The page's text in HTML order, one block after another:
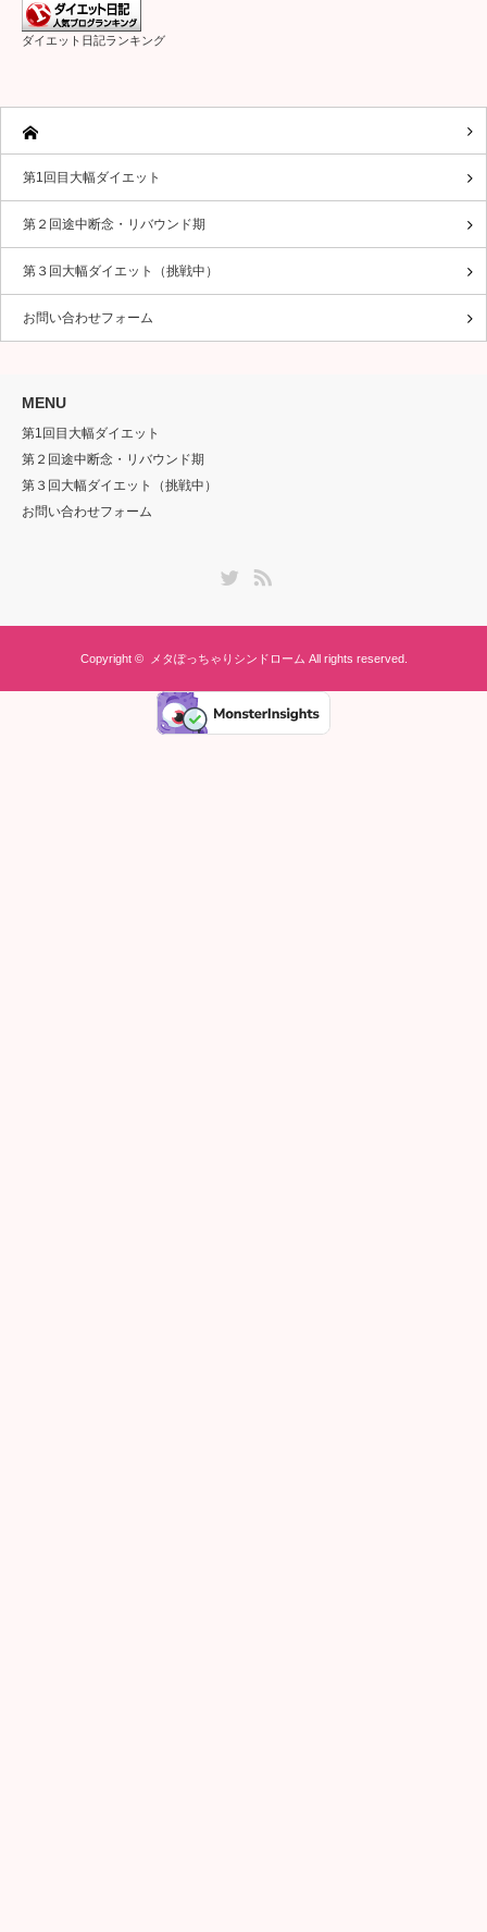
ダイエット日記ランキング
第1回目大幅ダイエット
第２回途中断念・リバウンド期
第３回大幅ダイエット（挑戦中）
お問い合わせフォーム
MENU
第1回目大幅ダイエット
第２回途中断念・リバウンド期
第３回大幅ダイエット（挑戦中）
お問い合わせフォーム
Copyright © メタぽっちゃりシンドローム All rights reserved.